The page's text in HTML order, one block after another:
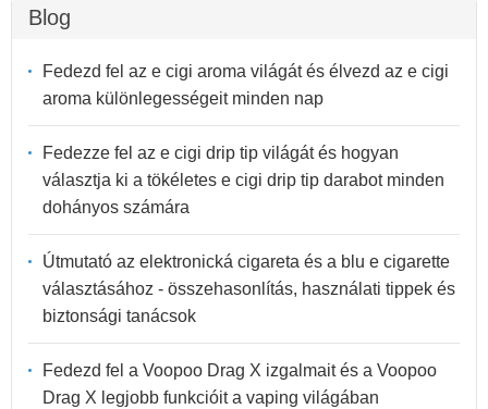
Blog
Fedezd fel az e cigi aroma világát és élvezd az e cigi
aroma különlegességeit minden nap
Fedezze fel az e cigi drip tip világát és hogyan
választja ki a tökéletes e cigi drip tip darabot minden
dohányos számára
Útmutató az elektronická cigareta és a blu e cigarette
választásához - összehasonlítás, használati tippek és
biztonsági tanácsok
Fedezd fel a Voopoo Drag X izgalmait és a Voopoo
Drag X legjobb funkcióit a vaping világában